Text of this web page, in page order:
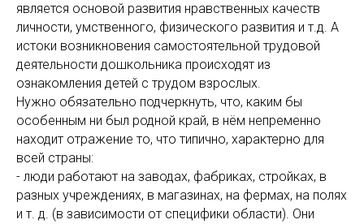
является основой развития нравственных качеств
личности, умственного, физического развития и т.д. А
истоки возникновения самостоятельной трудовой
деятельности дошкольника происходят из
ознакомления детей с трудом взрослых.
Нужно обязательно подчеркнуть, что, каким бы
особенным ни был родной край, в нём непременно
находит отражение то, что типично, характерно для
всей страны:
- люди работают на заводах, фабриках, стройках, в
разных учреждениях, в магазинах, на фермах, на полях
и т. д. (в зависимости от специфики области). Они